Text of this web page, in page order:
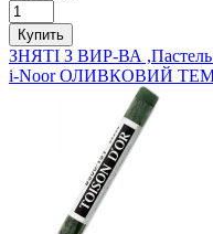
Купить
ЗНЯТІ З ВИР-ВА ,Пастель
i-Noor ОЛИВКОВИЙ